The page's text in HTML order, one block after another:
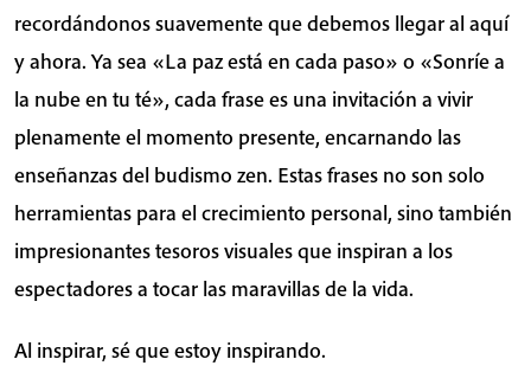
recordándonos suavemente que debemos llegar al aquí
y ahora. Ya sea «La paz está en cada paso» o «Sonríe a
la nube en tu té», cada frase es una invitación a vivir
plenamente el momento presente, encarnando las
enseñanzas del budismo zen. Estas frases no son solo
herramientas para el crecimiento personal, sino también
impresionantes tesoros visuales que inspiran a los
espectadores a tocar las maravillas de la vida.
Al inspirar, sé que estoy inspirando.